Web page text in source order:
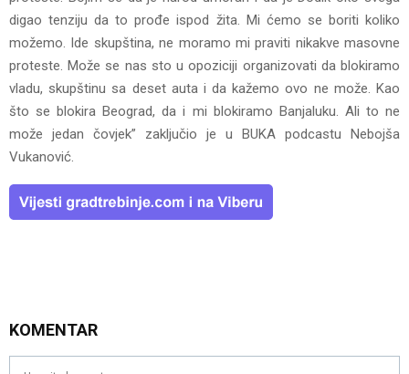
digao tenziju da to prođe ispod žita. Mi ćemo se boriti koliko
možemo. Ide skupština, ne moramo mi praviti nikakve masovne
proteste. Može se nas sto u opoziciji organizovati da blokiramo
vladu, skupštinu sa deset auta i da kažemo ovo ne može. Kao
što se blokira Beograd, da i mi blokiramo Banjaluku. Ali to ne
može jedan čovjek”
zaključio je u BUKA podcastu Nebojša
Vukanović.
KOMENTAR